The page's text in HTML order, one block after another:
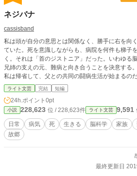
ネジバナ
cassisband
私は頭が自分の意思とは関係なく、勝手に右を向
ていた。死を意識しながらも、病院を何件も梯子
く。それは「首のジストニア」だった。いわゆる
兄姉の支えの元、難病と向き合うことを決意する
私は帰省して、父との共同の闘病生活が始まるのだ
ライト文芸 完結 短編
24h.ポイント 0pt
小説 228,623 位 / 228,623件 ライト文芸 9,591
日常 病気 死 生きる 脳科学 家族
故郷
最終更新日